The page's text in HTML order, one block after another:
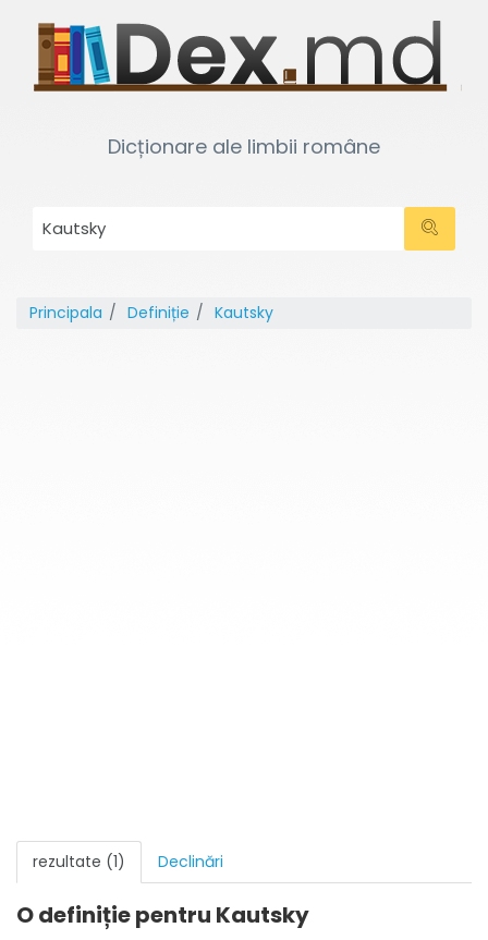
Dicționare ale limbii române
Principala Definiție Kautsky
rezultate (1) Declinări
O definiție pentru Kautsky